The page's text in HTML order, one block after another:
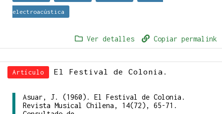
electroacústica
Ver detalles Copiar permalink
Artículo El Festival de Colonia.
Asuar, J. (1960). El Festival de Colonia.
Revista Musical Chilena, 14(72), 65-71.